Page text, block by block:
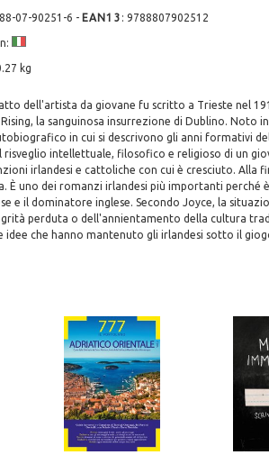
88-07-90251-6 - EAN13 : 9788807902512
kg
dell'artista da giovane fu scritto a Trieste nel
Rising, la sanguinosa insurrezione di Dublino. Noto
in cui si descrivono gli anni formativi
risveglio intellettuale, filosofico e religioso di un
irlandesi e cattoliche con cui è cresciuto. Alla
È uno dei romanzi irlandesi più importanti
e il dominatore inglese. Secondo Joyce, la
perduta o dell'annientamento della cultura
idee che hanno mantenuto gli irlandesi sotto il